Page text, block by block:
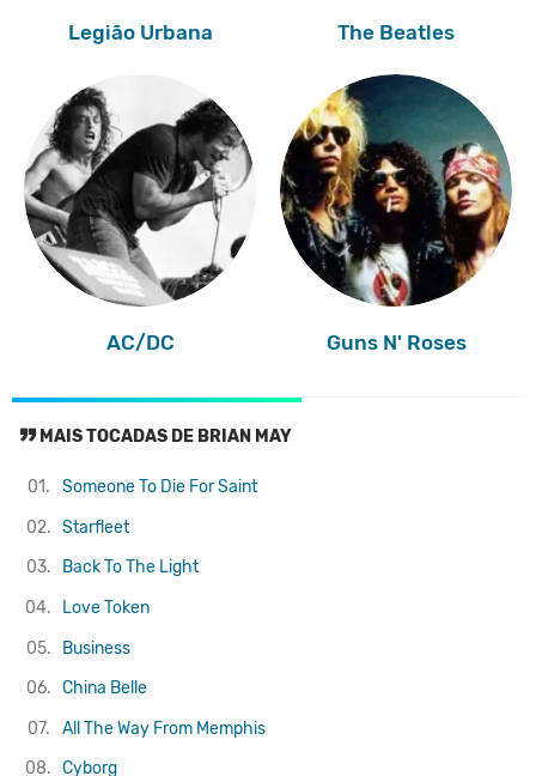
Legião Urbana The Beatles
AC/DC Guns N' Roses
MAIS TOCADAS DE BRIAN MAY
01. Someone To Die ForSaint
02. Starfleet
03.
Back To The Light
04.
Love Token
05.
Business
06. China Belle
07.
All The Way From Memphis
08. Cyborg